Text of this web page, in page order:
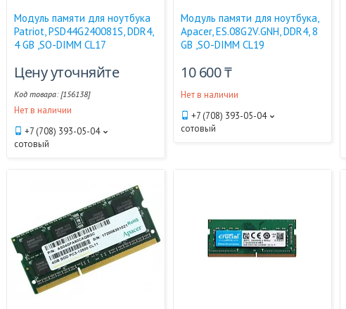
Модуль памяти для ноутбука
Patriot, PSD44G240081S, DDR4,
4 GB ,SO-DIMM CL17
Цену уточняйте
[156138]
Нет в наличии
+7 (708) 393-05-04
сотовый
Модуль памяти для ноутбука,
Apacer, ES.08G2V.GNH, DDR4, 8
GB ,SO-DIMM CL19
10 600 ₸
Нет в наличии
+7 (708) 393-05-04
сотовый